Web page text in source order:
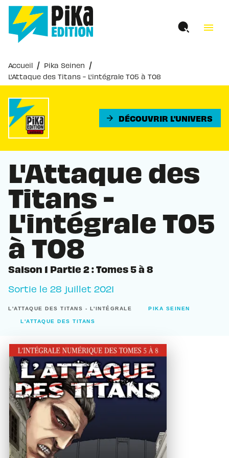
MENU RECHERCHE
PIED DE PAGE
menu
Accueil / Pika Seinen /
L'Attaque des Titans - L'intégrale T05 à T08
arrow_forward DÉCOUVRIR L'UNIVERS
L'Attaque des
Titans -
L'intégrale T05
à T08
Saison 1 Partie 2 : Tomes 5 à 8
Sortie le 28 juillet 2021
L'ATTAQUE DES TITANS - L'INTÉGRALE PIKA SEINEN
L'ATTAQUE DES TITANS